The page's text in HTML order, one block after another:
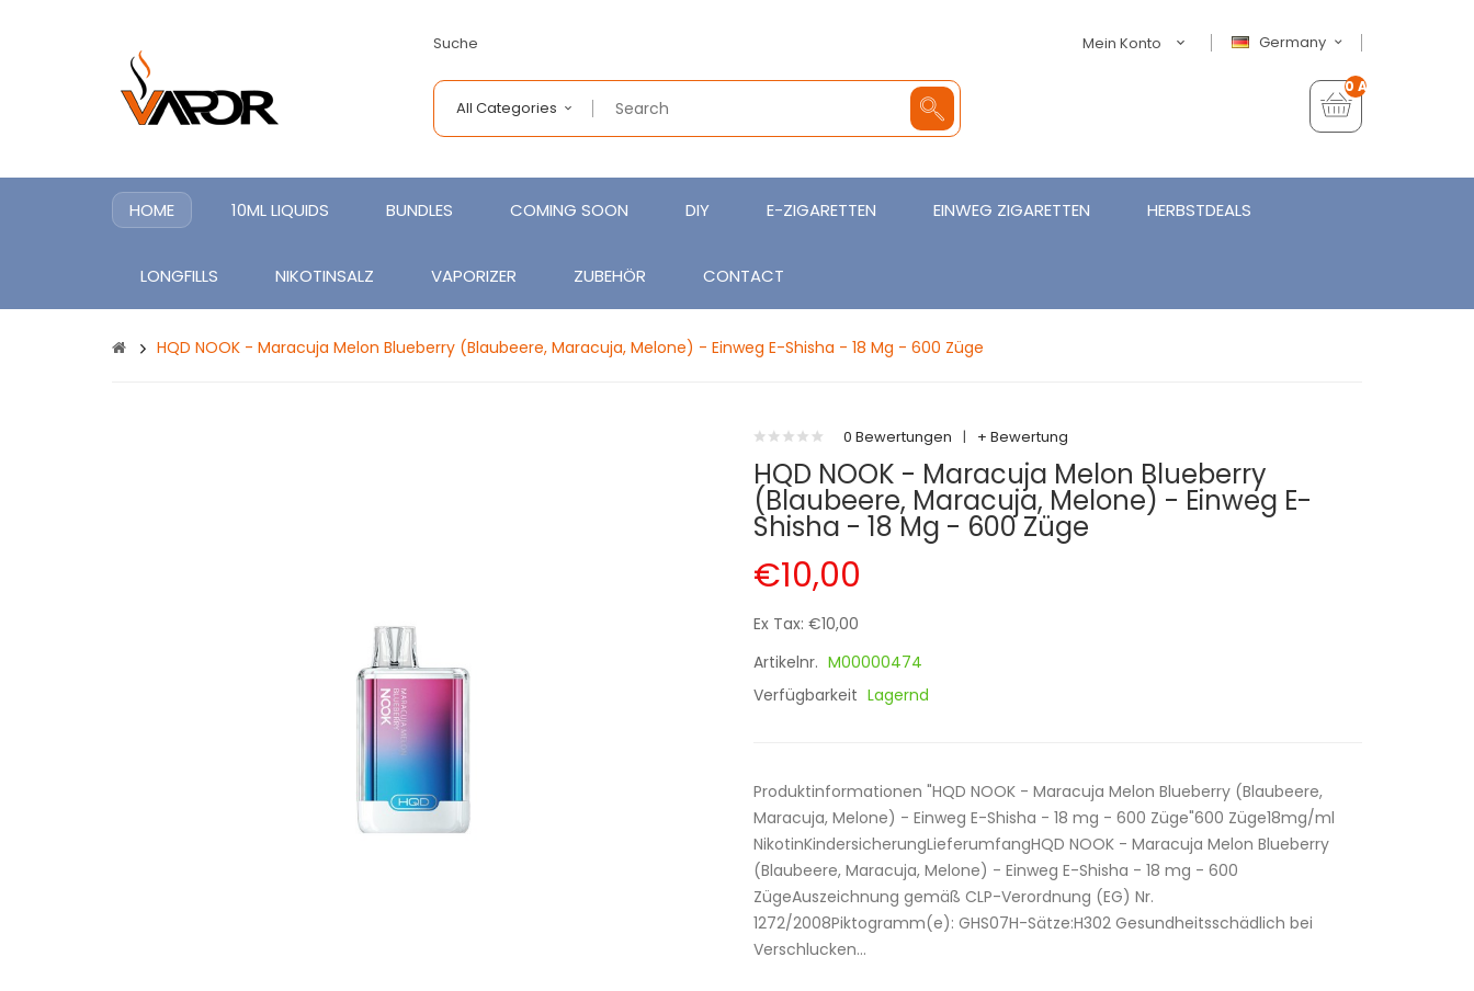
Suche Germany
Mein Konto
All Categories
0 Artikel - €0,00
HOME 10ML LIQUIDS BUNDLES COMING SOON DIY E-ZIGARETTEN EINWEG ZIGARETTEN HERBSTDEALS
LONGFILLS NIKOTINSALZ VAPORIZER ZUBEHÖR CONTACT
HQD NOOK - Maracuja Melon Blueberry (Blaubeere, Maracuja, Melone) - Einweg E-Shisha - 18 Mg - 600 Züge
0 Bewertungen | + Bewertung
HQD NOOK - Maracuja Melon Blueberry
(Blaubeere, Maracuja, Melone) - Einweg E-
Shisha - 18 Mg - 600 Züge
€10,00
Ex Tax: €10,00
Artikelnr. M00000474
Verfügbarkeit Lagernd
Produktinformationen "HQD NOOK - Maracuja Melon Blueberry (Blaubeere,
Maracuja, Melone) - Einweg E-Shisha - 18 mg - 600 Züge"600 Züge18mg/ml
NikotinKindersicherungLieferumfangHQD NOOK - Maracuja Melon Blueberry
(Blaubeere, Maracuja, Melone) - Einweg E-Shisha - 18 mg - 600
ZügeAuszeichnung gemäß CLP-Verordnung (EG) Nr.
1272/2008Piktogramm(e): GHS07H-Sätze:H302 Gesundheitsschädlich bei
Verschlucken...